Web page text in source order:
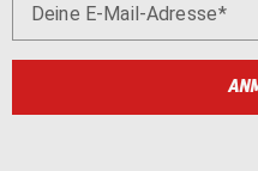
Deine E-Mail-Adresse